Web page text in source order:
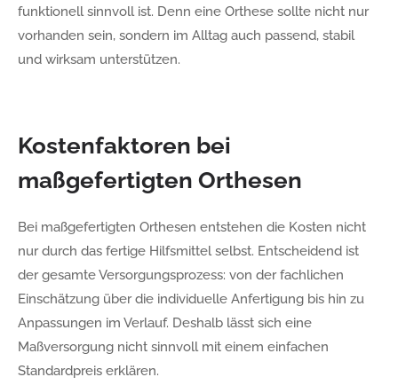
funktionell sinnvoll ist. Denn eine Orthese sollte nicht nur
vorhanden sein, sondern im Alltag auch passend, stabil
und wirksam unterstützen.
Kostenfaktoren bei
maßgefertigten Orthesen
Bei maßgefertigten Orthesen entstehen die Kosten nicht
nur durch das fertige Hilfsmittel selbst. Entscheidend ist
der gesamte Versorgungsprozess: von der fachlichen
Einschätzung über die individuelle Anfertigung bis hin zu
Anpassungen im Verlauf. Deshalb lässt sich eine
Maßversorgung nicht sinnvoll mit einem einfachen
Standardpreis erklären.